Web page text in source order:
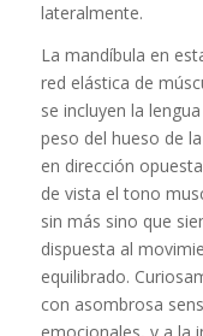
lateralmente.
La mandíbula en
red elástica de
se incluyen la
peso del hueso de
en dirección
de vista el tono
sin más sino que
dispuesta al
equilibrado.
con asombrosa